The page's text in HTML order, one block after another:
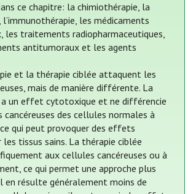
ce chapitre: la chimiothérapie, la
les médicaments
les traitements radiopharmaceutiques,
antitumoraux et les agents
et la thérapie ciblée attaquent les
mais de manière différente. La
a un effet cytotoxique et ne différencie
cancéreuses des cellules normales à
qui peut provoquer des effets
les tissus sains. La thérapie ciblée
aux cellules cancéreuses ou à
ce qui permet une approche plus
en résulte généralement moins de